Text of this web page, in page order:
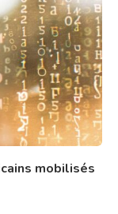
mobilisés